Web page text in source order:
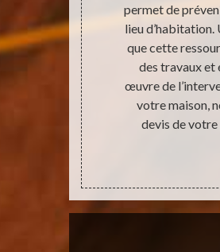
le besoin
favorise la
permet de
lieu
que cette
des travaux et
œuvre de
votre maison,
devis de